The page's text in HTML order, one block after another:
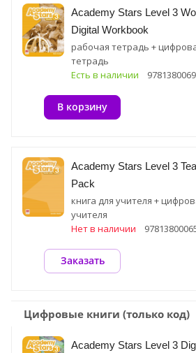
Academy Stars Level 3
Digital Workbook
рабочая тетрадь +
тетрадь
Есть в наличии
В корзину
Academy Stars Level 3
Pack
книга для учителя +
учителя
Нет в наличии
Заказать
Цифровые книги (только код)
Academy Stars Level 3